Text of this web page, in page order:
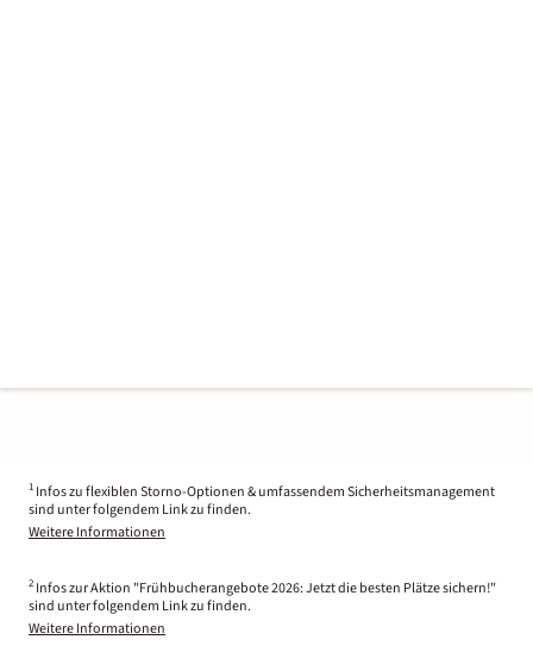
1 Infos zu flexiblen Storno-Optionen & umfassendem Sicherheitsmanagement
sind unter folgendem Link zu finden.
Weitere Informationen
2 Infos zur Aktion "Frühbucherangebote 2026: Jetzt die besten Plätze sichern!"
sind unter folgendem Link zu finden.
Weitere Informationen